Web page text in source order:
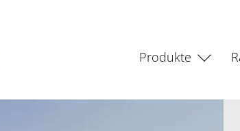
Produkte